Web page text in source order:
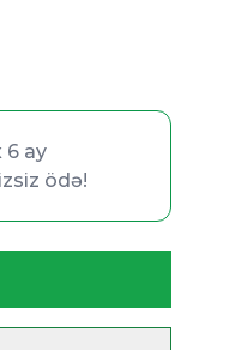
6 ay
ödə!
6 ay
ödə!